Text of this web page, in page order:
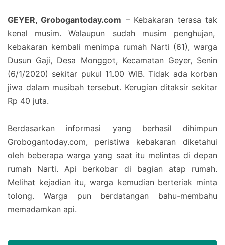
GEYER, Grobogantoday.com – Kebakaran terasa tak
kenal musim. Walaupun sudah musim penghujan,
kebakaran kembali menimpa rumah Narti (61), warga
Dusun Gaji, Desa Monggot, Kecamatan Geyer, Senin
(6/1/2020) sekitar pukul 11.00 WIB. Tidak ada korban
jiwa dalam musibah tersebut. Kerugian ditaksir sekitar
Rp 40 juta.
Berdasarkan informasi yang berhasil dihimpun
Grobogantoday.com, peristiwa kebakaran diketahui
oleh beberapa warga yang saat itu melintas di depan
rumah Narti. Api berkobar di bagian atap rumah.
Melihat kejadian itu, warga kemudian berteriak minta
tolong. Warga pun berdatangan bahu-membahu
memadamkan api.